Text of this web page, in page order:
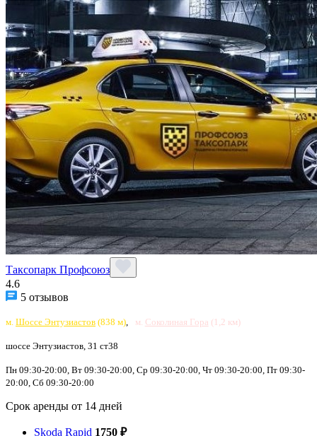
Таксопарк Профсоюз
4.6
5 отзывов
м. Шоссе Энтузиастов (838 м) м. Соколиная Гора (1,2 км)
шоссе Энтузиастов, 31 ст38
Пн 09:30-20:00, Вт 09:30-20:00, Ср 09:30-20:00, Чт 09:30-20:00, Пт 09:30-
20:00, Сб 09:30-20:00
Срок аренды от 14 дней
Skoda Rapid 1750 ₽